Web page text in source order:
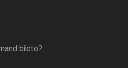
bilete?